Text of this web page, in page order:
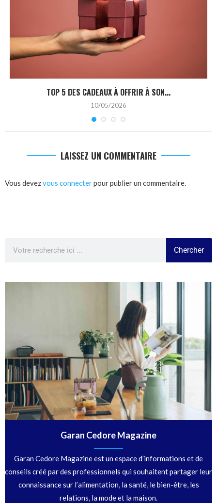
TOP 5 DES CADEAUX À OFFRIR À SON...
10/05/2026
LAISSEZ UN COMMENTAIRE
Vous devezvous connecterpour publier un commentaire.
Chercher
Garan Cedore Magazine
Garan Cedore Magazine est un espace d’informations et de
conseils créé par des professionnels qui souhaitent partager leur
connaissance sur l’alimentation, la santé, le bien-être, les
relations, la mode et la maison.